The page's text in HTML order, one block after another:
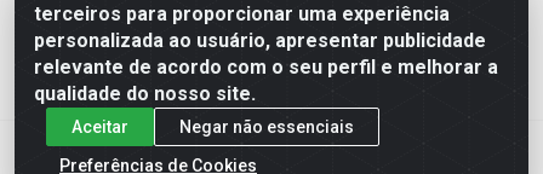
terceiros para proporcionar uma experiência
personalizada ao usuário, apresentar publicidade
relevante de acordo com o seu perfil e melhorar a
qualidade do nosso site.
Aceitar
Negar não essenciais
Preferências de Cookies
Eletrofarias Materiais Eletricos - Av. Jorn. Assis
Chateaubriand, 2500 - Distrito Industrial, Campina Grande/PB
- CEP 58.410-062 - CNPJ 12.110.462/0001-40